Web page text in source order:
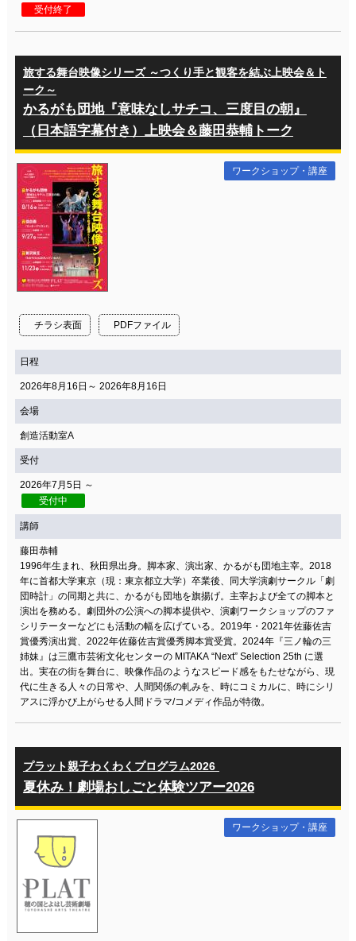
受付終了
旅する舞台映像シリーズ ～つくり手と観客を結ぶ上映会＆ト
ーク～
かるがも団地『意味なしサチコ、三度目の朝』
（日本語字幕付き）上映会＆藤田恭輔トーク
チラシ表面 PDFファイル
ワークショップ・講座
日程
2026年8月16日～ 2026年8月16日
会場
創造活動室A
受付
2026年7月5日 ～
受付中
講師
藤田恭輔
1996年生まれ、秋田県出身。脚本家、演出家、かるがも団地主宰。2018
年に首都大学東京（現：東京都立大学）卒業後、同大学演劇サークル「劇
団時計」の同期と共に、かるがも団地を旗揚げ。主宰および全ての脚本と
演出を務める。劇団外の公演への脚本提供や、演劇ワークショップのファ
シリテーターなどにも活動の幅を広げている。2019年・2021年佐藤佐吉
賞優秀演出賞、2022年佐藤佐吉賞優秀脚本賞受賞。2024年『三ノ輪の三
姉妹』は三鷹市芸術文化センターの MITAKA “Next” Selection 25th に選
出。実在の街を舞台に、映像作品のようなスピード感をもたせながら、現
代に生きる人々の日常や、人間関係の軋みを、時にコミカルに、時にシリ
アスに浮かび上がらせる人間ドラマ/コメディ作品が特徴。
プラット親子わくわくプログラム2026
夏休み！劇場おしごと体験ツアー2026
ワークショップ・講座